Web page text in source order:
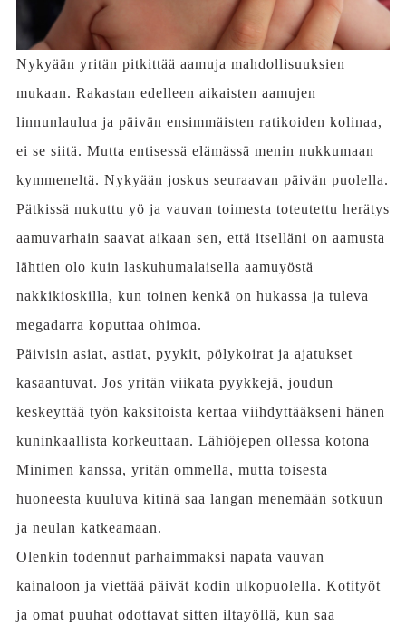
Nykyään yritän pitkittää aamuja mahdollisuuksien
mukaan. Rakastan edelleen aikaisten aamujen
linnunlaulua ja päivän ensimmäisten ratikoiden kolinaa,
ei se siitä. Mutta entisessä elämässä menin nukkumaan
kymmeneltä. Nykyään joskus seuraavan päivän puolella.
Pätkissä nukuttu yö ja vauvan toimesta toteutettu herätys
aamuvarhain saavat aikaan sen, että itselläni on aamusta
lähtien olo kuin laskuhumalaisella aamuyöstä
nakkikioskilla, kun toinen kenkä on hukassa ja tuleva
megadarra koputtaa ohimoa.
Päivisin asiat, astiat, pyykit, pölykoirat ja ajatukset
kasaantuvat. Jos yritän viikata pyykkejä, joudun
keskeyttää työn kaksitoista kertaa viihdyttääkseni hänen
kuninkaallista korkeuttaan. Lähiöjepen ollessa kotona
Minimen kanssa, yritän ommella, mutta toisesta
huoneesta kuuluva kitinä saa langan menemään sotkuun
ja neulan katkeamaan.
Olenkin todennut parhaimmaksi napata vauvan
kainaloon ja viettää päivät kodin ulkopuolella. Kotityöt
ja omat puuhat odottavat sitten iltayöllä, kun saa